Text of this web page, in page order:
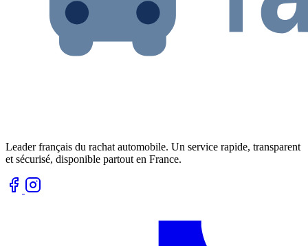
Leader français du rachat automobile. Un service rapide, transparent
et sécurisé, disponible partout en France.